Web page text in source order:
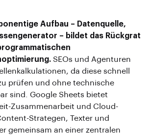
Aufbau – Datenquelle,
– bildet das Rückgrat
SEOs und Agenturen
da diese schnell
prüfen und ohne technische
sind. Google Sheets bietet
Zusammenarbeit und Cloud-
Strategen, Texter und
gemeinsam an einer zentralen